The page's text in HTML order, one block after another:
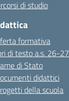
di studio
formativa
di testo a.s. 26-27
di Stato
didattici
della scuola